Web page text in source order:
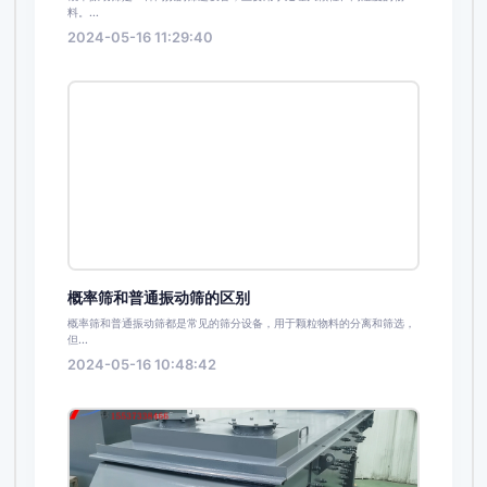
料。...
2024-05-16 11:29:40
概率筛和普通振动筛的区别
概率筛和普通振动筛都是常见的筛分设备，用于颗粒物料的分离和筛选，
但...
2024-05-16 10:48:42